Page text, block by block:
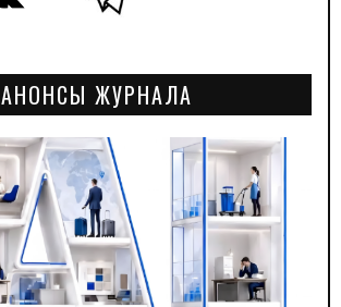
АНОНСЫ ЖУРНАЛА